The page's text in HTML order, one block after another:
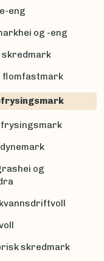
eng
og -eng
skredmark
flomfastmark
og
skredmark